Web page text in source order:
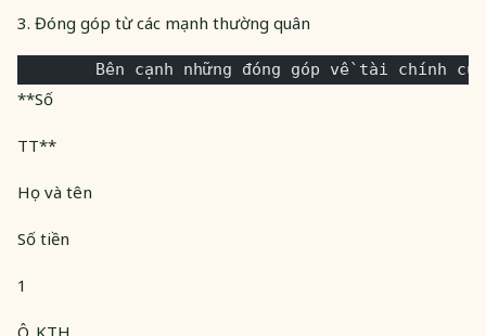
3. Đóng góp từ các mạnh thường quân
Bên cạnh những đóng góp về tài chính
**Số
TT**
Họ và tên
Số tiền
1
Ô. KTH